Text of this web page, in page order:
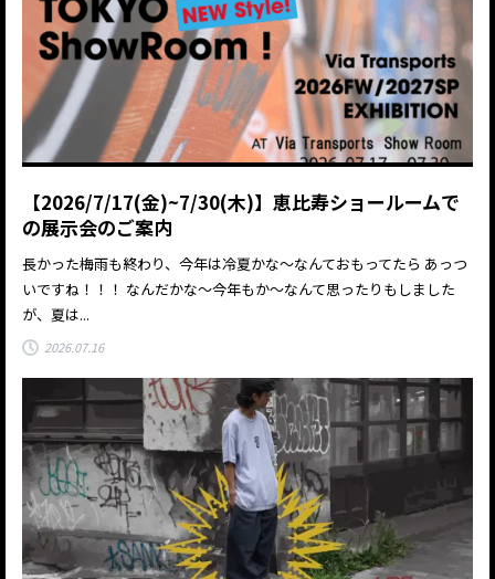
【2026/7/17(金)~7/30(木)】恵比寿ショールームで
の展示会のご案内
長かった梅雨も終わり、今年は冷夏かな～なんておもってたら あっつ
いですね！！！ なんだかな～今年もか～なんて思ったりもしました
が、夏は...
2026.07.16